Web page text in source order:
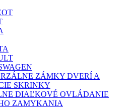
ZÁMKY DVERÍ A
SKRINKY
DIAĽKOVÉ OVLÁDANIE
ZAMYKANIA